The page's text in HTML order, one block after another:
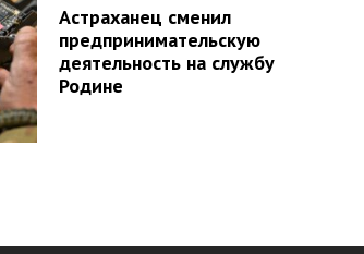
Астраханец сменил
предпринимательскую
деятельность на службу
Родине